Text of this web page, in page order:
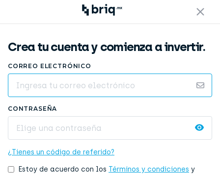
Crea tu cuenta y comienza a invertir.
CORREO ELECTRÓNICO
CONTRASEÑA
¿Tienes un código de referido?
Estoy de acuerdo con los Términos y condiciones y